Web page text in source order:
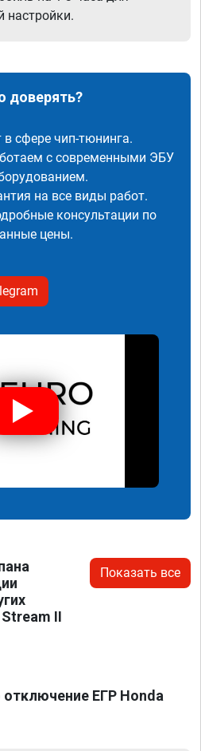
настройки.
доверять?
сфере чип-тюнинга.
с современными ЭБУ
на все виды работ.
консультации по
цены.
II
Показать все
ЕГР Honda